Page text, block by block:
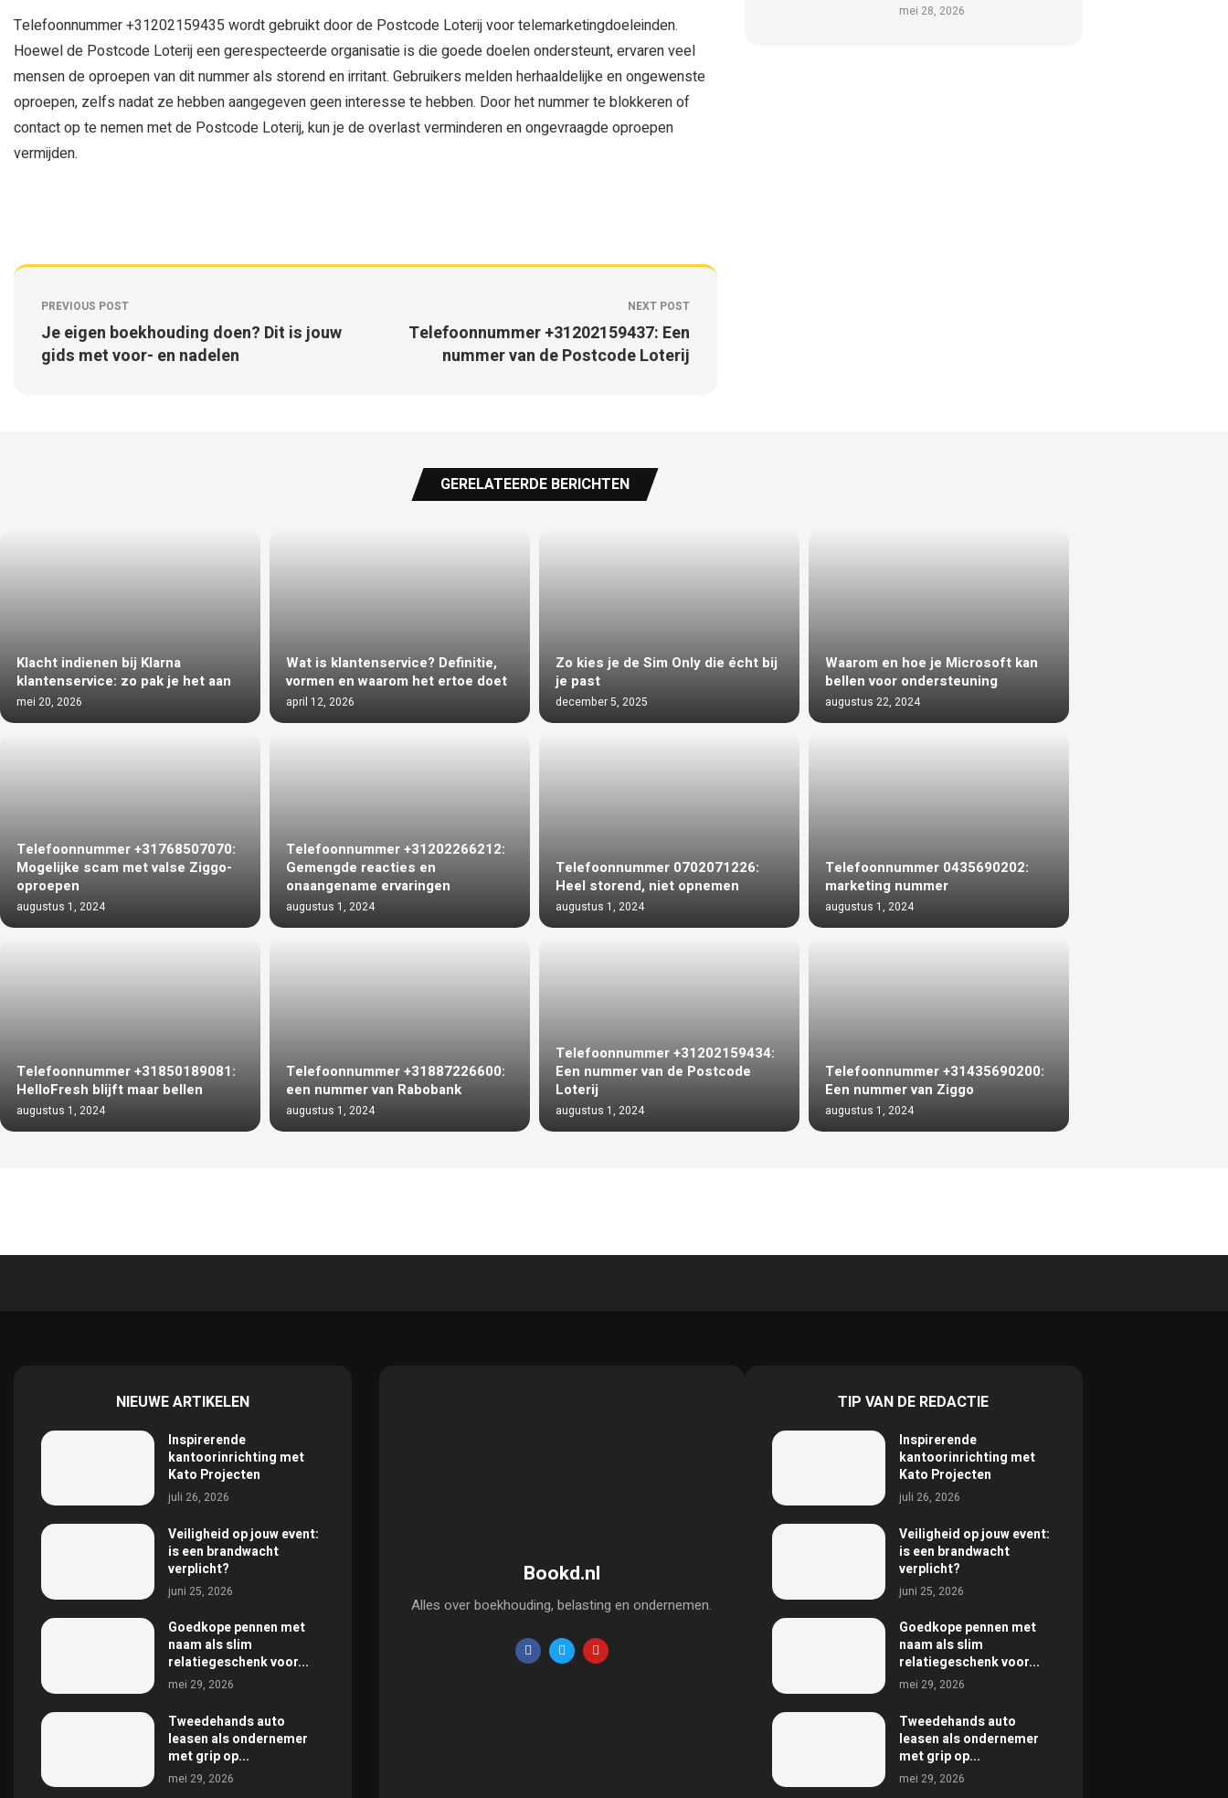
Telefoonnummer +31202159435 wordt gebruikt door de Postcode Loterij voor telemarketingdoeleinden.
Hoewel de Postcode Loterij een gerespecteerde organisatie is die goede doelen ondersteunt, ervaren veel
mensen de oproepen van dit nummer als storend en irritant. Gebruikers melden herhaaldelijke en ongewenste
oproepen, zelfs nadat ze hebben aangegeven geen interesse te hebben. Door het nummer te blokkeren of
contact op te nemen met de Postcode Loterij, kun je de overlast verminderen en ongevraagde oproepen
vermijden.
PREVIOUS POST
Je eigen boekhouding doen? Dit is jouw
gids met voor- en nadelen
NEXT POST
Telefoonnummer +31202159437: Een
nummer van de Postcode Loterij
mei 28, 2026
GERELATEERDE BERICHTEN
Klacht indienen bij Klarna
klantenservice: zo pak je het aan
mei 20, 2026
Wat is klantenservice? Definitie,
vormen en waarom het ertoe doet
april 12, 2026
Zo kies je de Sim Only die écht bij
je past
december 5, 2025
Waarom en hoe je Microsoft kan
bellen voor ondersteuning
augustus 22, 2024
Telefoonnummer +31768507070:
Mogelijke scam met valse Ziggo-
oproepen
augustus 1, 2024
Telefoonnummer +31202266212:
Gemengde reacties en
onaangename ervaringen
augustus 1, 2024
Telefoonnummer 0702071226:
Heel storend, niet opnemen
augustus 1, 2024
Telefoonnummer 0435690202:
marketing nummer
augustus 1, 2024
Telefoonnummer +31850189081:
HelloFresh blijft maar bellen
augustus 1, 2024
Telefoonnummer +31887226600:
een nummer van Rabobank
augustus 1, 2024
Telefoonnummer +31202159434:
Een nummer van de Postcode
Loterij
augustus 1, 2024
Telefoonnummer +31435690200:
Een nummer van Ziggo
augustus 1, 2024
NIEUWE ARTIKELEN
Inspirerende
kantoorinrichting met
Kato Projecten
juli 26, 2026
Veiligheid op jouw event:
is een brandwacht
verplicht?
juni 25, 2026
Goedkope pennen met
naam als slim
relatiegeschenk voor...
mei 29, 2026
Tweedehands auto
leasen als ondernemer
met grip op...
mei 29, 2026
Bookd.nl
Alles over boekhouding, belasting en ondernemen.
TIP VAN DE REDACTIE
Inspirerende
kantoorinrichting met
Kato Projecten
juli 26, 2026
Veiligheid op jouw event:
is een brandwacht
verplicht?
juni 25, 2026
Goedkope pennen met
naam als slim
relatiegeschenk voor...
mei 29, 2026
Tweedehands auto
leasen als ondernemer
met grip op...
mei 29, 2026